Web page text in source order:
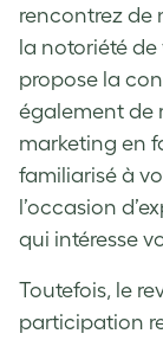
rencontrez de
la notoriété
propose la
également de
marketing en
familiarisé à
l’occasion
qui intéresse
Toutefois, le
participation